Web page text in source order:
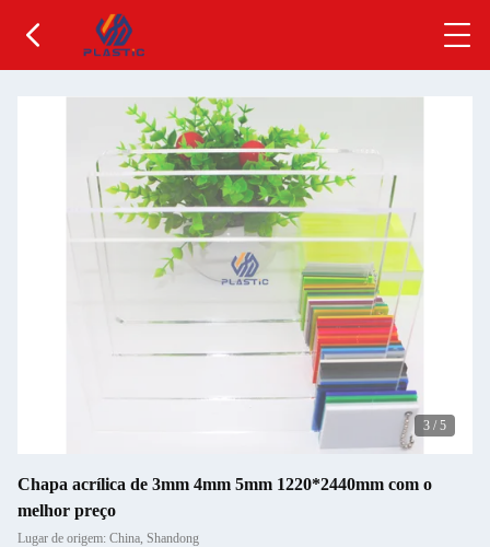
3 / 5
Chapa acrílica de 3mm 4mm 5mm 1220*2440mm com o
melhor preço
Lugar de origem: China, Shandong